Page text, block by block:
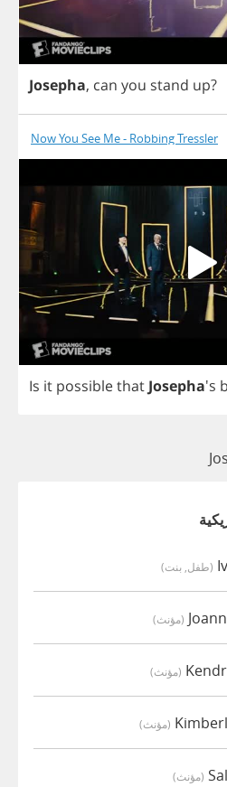
Josepha, can you stand up?
Now You See Me - Robbing Tressler
Is it possiblethat Josepha's
(طفل, بنت)
(مؤنث)
(مؤنث)
(مؤنث)
(مؤنث)